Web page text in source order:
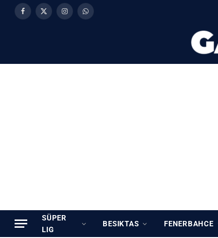
Facebook
X
InstagramWhatsApp
SÜPER
LIG
BESIKTAS FENERBAHCE